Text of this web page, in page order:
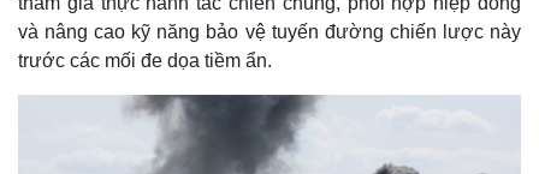
g
và nâng cao kỹ năng bảo vệ tuyến đường chiến lược này
trước các mối đe dọa tiềm ẩn.